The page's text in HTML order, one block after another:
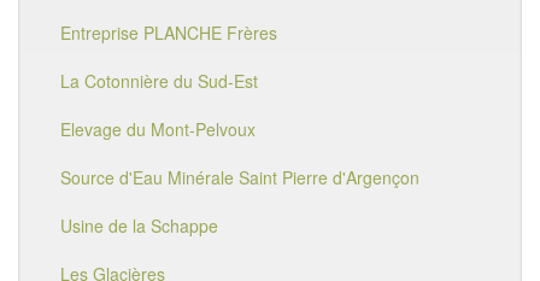
Entreprise PLANCHE Frères
La Cotonnière du Sud-Est
Elevage du Mont-Pelvoux
Source d'Eau Minérale Saint Pierre d'Argençon
Usine de la Schappe
Les Glacières